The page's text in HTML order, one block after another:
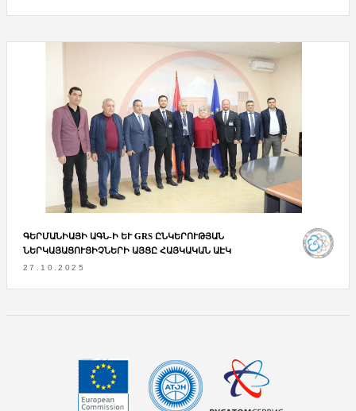
ԳԵՐՄԱՆԻԱՅԻ ԱԳՆ-Ի ԵՒ GRS ԸՆԿԵՐՈՒԹՅԱՆ Ն
ԵՐԿԱՅԱՑՈՒՑԻՉՆԵՐԻ ԱՅՑԸ ՀԱՅԿԱԿԱՆ ԱԷԿ
27.10.2025